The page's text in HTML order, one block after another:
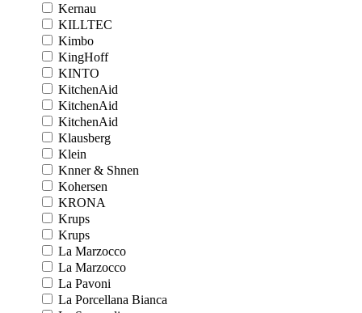
Kernau
KILLTEC
Kimbo
KingHoff
KINTO
KitchenAid
KitchenAid
KitchenAid
Klausberg
Klein
Knner & Shnen
Kohersen
KRONA
Krups
Krups
La Marzocco
La Marzocco
La Pavoni
La Porcellana Bianca